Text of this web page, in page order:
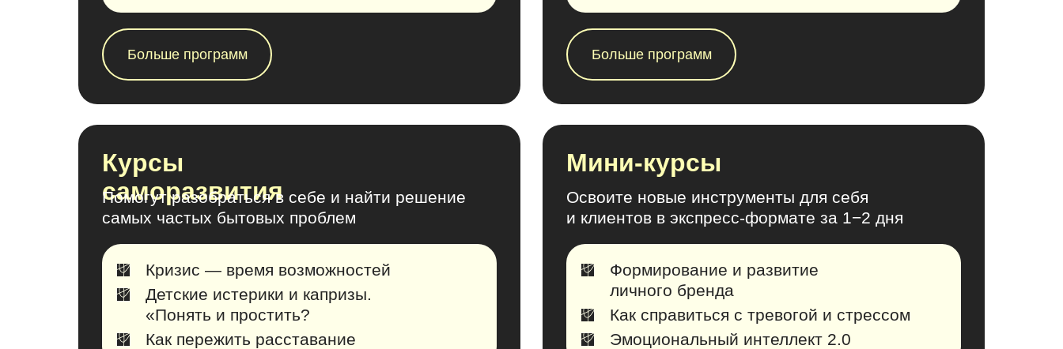
Больше программ Больше программ
Курсы
саморазвития
Помогут разобраться в себе и найти решение
самых частых бытовых проблем
Кризис — время возможностей
Детские истерики и капризы.
«Понять и простить?
Как пережить расставание
Мини-курсы
Освоите новые инструменты для себя
и клиентов в экспресс-формате за 1−2 дня
Формирование и развитие
личного бренда
Как справиться с тревогой и стрессом
Эмоциональный интеллект 2.0